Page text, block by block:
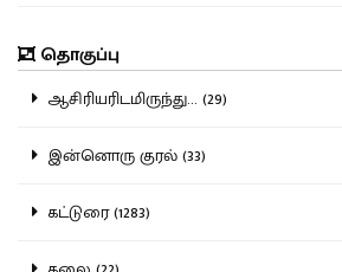
தொகுப்பு
ஆசிரியரிடமிருந்து... (29)
இன்னொரு குரல் (33)
கட்டுரை (1283)